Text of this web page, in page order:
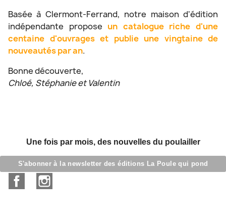
Basée à Clermont-Ferrand, notre maison d'édition
indépendante propose un catalogue riche d'une
centaine d'ouvrages et publie une vingtaine de
nouveautés par an.
Bonne découverte,
Chloé, Stéphanie et Valentin
Une fois par mois, des nouvelles du poulailler
S'abonner à la newsletter des éditions La Poule qui pond
Facebook